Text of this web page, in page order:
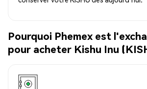
Pourquoi Phemex est
pour acheter Kishu Inu